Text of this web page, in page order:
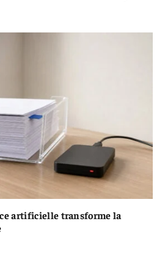
artificielle transforme la